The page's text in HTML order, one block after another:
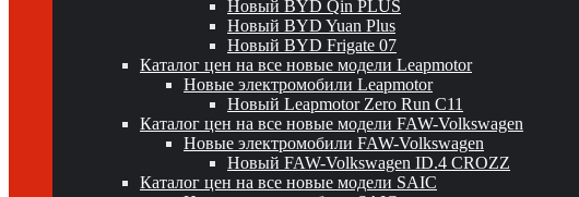
Новый BYD Qin PLUS
Новый BYD Yuan Plus
Новый BYD Frigate 07
Каталог цен на все новые модели Leapmotor
Новые электромобили Leapmotor
Новый Leapmotor Zero Run C11
Каталог цен на все новые модели FAW-Volkswagen
Новые электромобили FAW-Volkswagen
Новый FAW-Volkswagen ID.4 CROZZ
Каталог цен на все новые модели SAIC